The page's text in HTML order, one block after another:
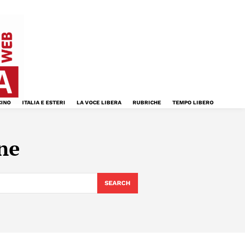
ITALIA E ESTERI LA VOCE LIBERA RUBRICHE TEMPO LIBERO
SEARCH